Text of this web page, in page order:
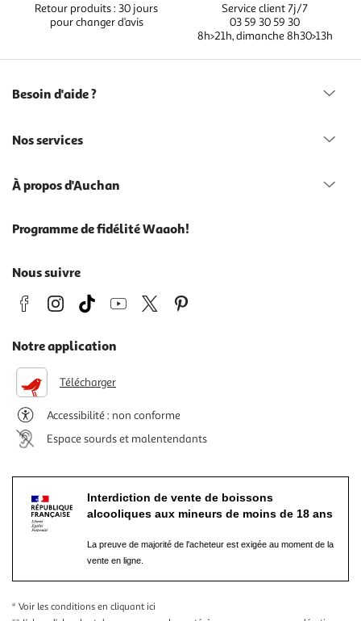
Retour produits : 30 jours
pour changer d’avis
Service client 7j/7
03 59 30 59 30
8h>21h, dimanche 8h30>13h
Besoin d'aide ?
Nos services
À propos d'Auchan
Programme de fidélité Waaoh!
Nous suivre
Notre application
Télécharger
Accessibilité : non conforme
Espace sourds et malentendants
Interdiction de vente de boissons
alcooliques aux mineurs de moins de 18 ans
La preuve de majorité de l'acheteur est exigée au moment de la
vente en ligne.
* Voir les conditions en cliquant ici